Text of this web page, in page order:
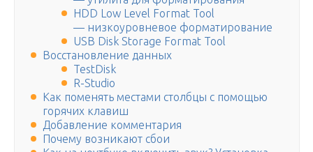
HDD Low Level Format Tool
— низкоуровневое форматирование
USB Disk Storage Format Tool
Восстановление данных
TestDisk
R-Studio
Как поменять местами столбцы с помощью
горячих клавиш
Добавление комментария
Почему возникают сбои